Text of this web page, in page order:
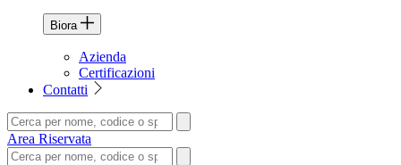
Biora
Azienda
Certificazioni
Contatti
Area Riservata